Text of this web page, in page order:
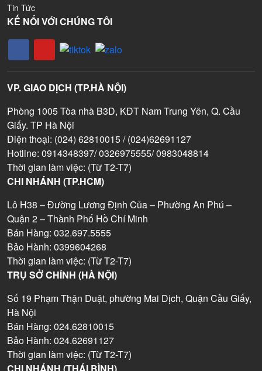
Tin Tức
KẾ NỐI VỚI CHÚNG TÔI
VP. GIAO DỊCH (TP.HÀ NỘI)
Phòng 1005 Tòa nhà B3D, KĐT Nam Trung Yên, Q. Cầu
Giấy. TP Hà Nội
Điện thoại: (024) 62810015 / (024)62691127
Hotline: 0914348397/ 0326975555/ 0983048814
Thời gian làm việc: (Từ T2-T7)
CHI NHÁNH (TP.HCM)
Lô H38 – Đường Lương Định Của – Phường An Phú –
Quận 2 – Thành Phố Hồ Chí Minh
Bán Hàng: 032.697.5555
Bảo Hành: 0399604268
Thời gian làm việc: (Từ T2-T7)
TRỤ SỞ CHÍNH (HÀ NỘI)
Số 19 Phạm Thận Duật, phường Mai Dịch, Quận Cầu Giấy,
Hà Nội
Bán Hàng: 024.62810015
Bảo Hành: 024.62691127
Thời gian làm việc: (Từ T2-T7)